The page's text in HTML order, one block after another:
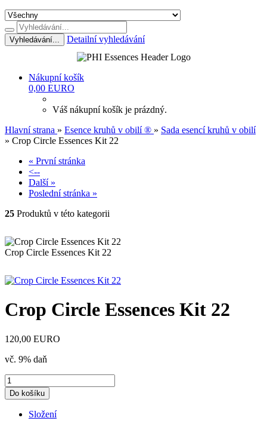
Vyhledávání... Detailní vyhledávání
Nákupní košík
0,00 EURO
Váš nákupní košík je prázdný.
Hlavní strana » Esence kruhů v obilí ® » Sada esencí kruhů v obilí
» Crop Circle Essences Kit 22
« První stránka
<--
Další »
Poslední stránka »
25 Produktů v této kategorii
Crop Circle Essences Kit 22
Crop Circle Essences Kit 22
120,00 EURO
vč. 9% daň
Složení